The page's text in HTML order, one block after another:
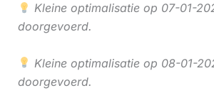
Kleine optimalisatie op 07-01-
doorgevoerd.
Kleine optimalisatie op 08-01-
doorgevoerd.